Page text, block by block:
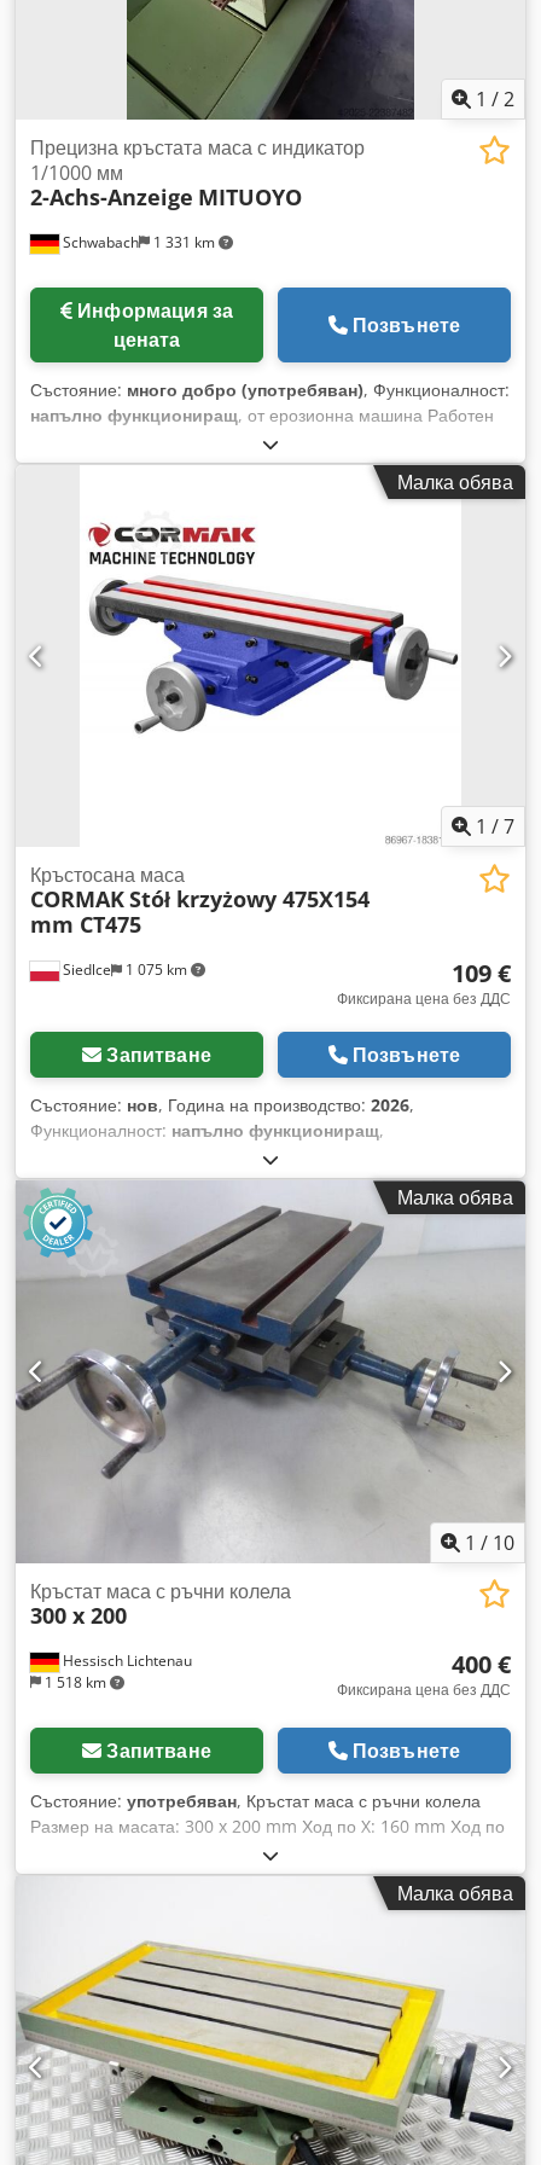
1 /2
Schwabach 1 331 km
Прецизна кръстатa маса с индикатор
1/1000 мм
2-Achs-Anzeige MITUOYO
Информация за
цената
Позвънете
Състояние: много добро (употребяван), Функционалност:
напълно функциониращ, от ерозионна машина Работен
ход по X: 220 мм Работен ход по Y: 160 мм Mitutoyo 2-осен
цифров дисплей с точност на показване 1/1000 мм
Dcjdjznh E Ijpfx Albok . Основата - без оценка .Малка обява
1 /7
Siedlce 1 075 km
Кръстосана маса
CORMAKStół krzyżowy 475X154
mm CT475
109 €
Фиксирана цена без ДДС
Запитване Позвънете
Състояние: нов, Година на производство: 2026,
Функционалност: напълно функциониращ,
Координационна кръстосана маса с работна повърхност,
изработена от прецизно шлифован чугун. Оборудвана с Т-
образни канали за лесно закрепване на обработвания
детайл. Предназначена за прецизна обработка, фрезоване
и пробиване с висока точност, осигурена от точния нониус
0,02 мм. Технически данни Размер на менгемето [мм]: 125
Размер на основата [мм]: 200x270 Размер на масата [мм]:
475x154 Напречен ход [мм]: 150 Надлъжен ход [мм]: 320
Нониус [мм]: 0,02 Ширина на канала [мм]: 16 Dedpfxsvu
Tnxs Albeck Разстояние между болтовете [мм]: 175 Общи
размери [мм]: 772 x 440 x 180 Тегло [кг]: 28
Малка обява
1 / 10
Hessisch Lichtenau
1 518 km
Кръстат маса с ръчни колела
300 x 200
400 €
Фиксирана цена без ДДС
Запитване Позвънете
Състояние: употребяван, Кръстат маса с ръчни колела
Размер на масата: 300 x 200 mm Ход по X: 160 mm Ход по
Y: 240 mm Височина на конструкцията: 141 mm Djdpjxf
Uxiofx Albjck - Стъпка на винта: 4 mm (4 mm ход на оборот
на ръчката) - Въртяща се на 340° - Лястовича опашка
повърхност, 14 mm Тегло: 38 kg В добро състояние
Малка обява